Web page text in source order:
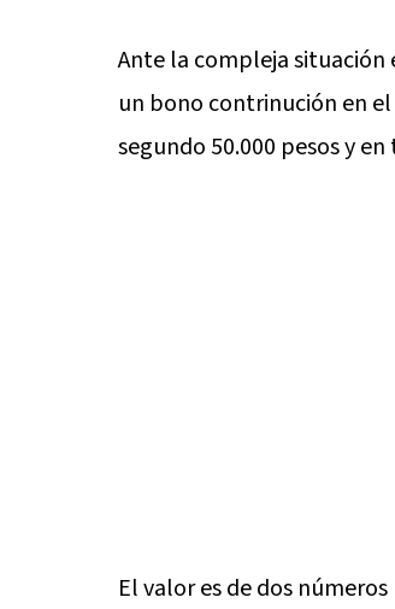
Ante la compleja
un bono contrinución en
segundo 50.000 pesos y
El valor es de dos